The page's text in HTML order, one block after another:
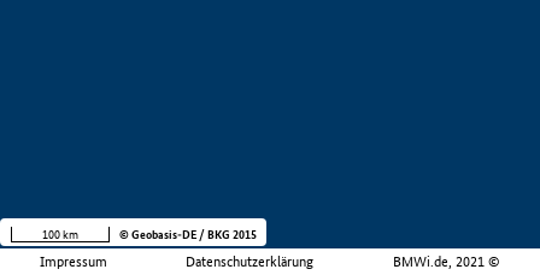
Impressum Datenschutzerklärung BMWi.de, 2021 ©
100 km © Geobasis-DE / BKG 2015